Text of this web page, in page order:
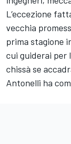
L’eccezione
vecchia
prima stagione
cui guiderai per
chissà se
Antonelli ha